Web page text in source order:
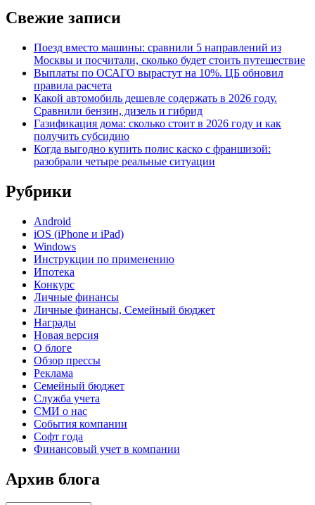
Свежие записи
Поезд вместо машины: сравнили 5 направлений из
Москвы и посчитали, сколько будет стоить путешествие
Выплаты по ОСАГО вырастут на 10%. ЦБ обновил
правила расчета
Какой автомобиль дешевле содержать в 2026 году.
Сравнили бензин, дизель и гибрид
Газификация дома: сколько стоит в 2026 году и как
получить субсидию
Когда выгодно купить полис каско с франшизой:
разобрали четыре реальные ситуации
Рубрики
Android
iOS (iPhone и iPad)
Windows
Инструкции по применению
Ипотека
Конкурс
Личные финансы
Личные финансы, Семейный бюджет
Награды
Новая версия
О блоге
Обзор прессы
Реклама
Семейный бюджет
Служба учета
СМИ о нас
События компании
Софт года
Финансовый учет в компании
Архив блога